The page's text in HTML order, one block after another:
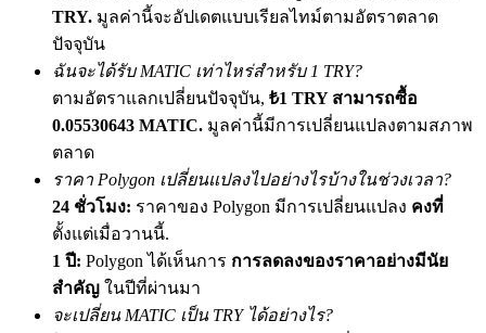
BTC Welcome Rewards
Deposit & Trade BTC to Share 25000 USDT prize pool!
Deposit CASHCAT & Win
TRY. มูลค่านี้จะอัปเดตแบบเรียลไทม์ตามอัตราตลาด
ปัจจุบัน
ฉันจะได้รับ MATIC เท่าไหร่สำหรับ 1 TRY?
ตามอัตราแลกเปลี่ยนปัจจุบัน, ₺1 TRY สามารถซื้อ
0.05530643 MATIC. มูลค่านี้มีการเปลี่ยนแปลงตามสภาพ
ตลาด
ราคา Polygon เปลี่ยนแปลงไปอย่างไรบ้างในช่วงเวลา?
24 ชั่วโมง: ราคาของ Polygon มีการเปลี่ยนแปลง คงที่
ตั้งแต่เมื่อวานนี้.
1 ปี: Polygon ได้เห็นการ การลดลงของราคาอย่างมีนัย
สำคัญ ในปีที่ผ่านมา
จะเปลี่ยน MATIC เป็น TRY ได้อย่างไร?